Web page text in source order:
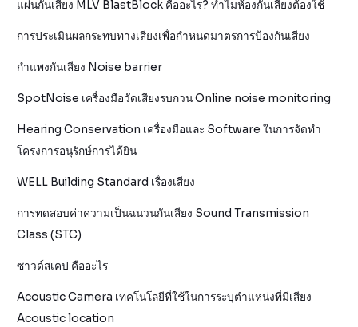
แผ่นกันเสียง MLV BlastBlock คืออะไร? ทำไมห้องกันเสียงต้องใช้
การประเมินผลกระทบทางเสียงเพื่อกำหนดมาตรการป้องกันเสียง
กำแพงกันเสียง Noise barrier
SpotNoise เครื่องมือวัดเสียงรบกวน Online noise monitoring
Hearing Conservation เครื่องมือและ Software ในการจัดทำ
โครงการอนุรักษ์การได้ยิน
WELL Building Standard เรื่องเสียง
การทดสอบค่าความเป็นฉนวนกันเสียง Sound Transmission
Class (STC)
ซาวด์สเคป คืออะไร
Acoustic Camera เทคโนโลยีที่ใช้ในการระบุตำแหน่งที่มีเสียง
Acoustic location